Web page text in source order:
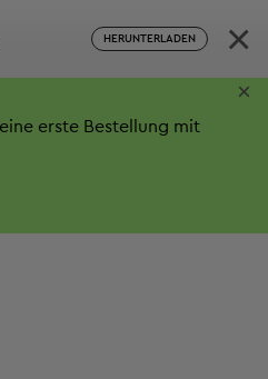
HERUNTERLADEN ×
erste Bestellung mit
×